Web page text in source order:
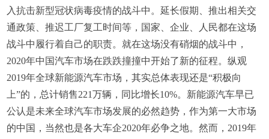
入抗击新型冠状病毒疫情的战斗中。延长假期、推出相关交
通政策、推迟工厂复工时间等，国家、企业、人民都在这场
战斗中履行着自己的职责。就在这场没有硝烟的战斗中，
2020年中国汽车市场在跌跌撞撞中开始了新的征程。纵观
2019年全球新能源汽车市场，其实总体表现还是“积极向
上”的，总计销售221万辆，同比增长10%。新能源汽车早已
公认是未来全球汽车市场发展的必然趋势，作为第一大市场
的中国，当然也是各大车企2020年必争之地。然而，2019年